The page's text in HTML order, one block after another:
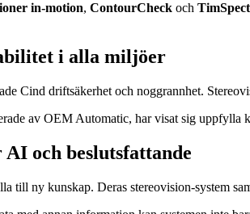
in-motion, ContourCheck och TimSpect
i alla miljöer
Cind driftsäkerhet och noggrannhet.
av OEM Automatic, har visat sig
och beslutsfattande
till ny kunskap. Deras stereovision-system